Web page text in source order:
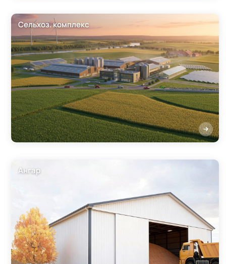
Сельхоз. комплекс
Ангар